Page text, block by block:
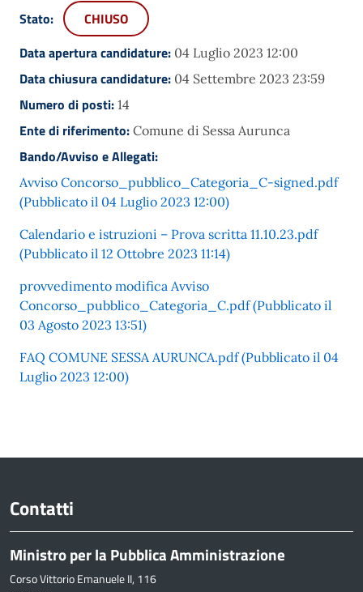
Stato:
CHIUSO
Data apertura candidature: 04 Luglio 2023 12:00
Data chiusura candidature: 04 Settembre 2023 23:59
Numero di posti: 14
Ente di riferimento: Comune di Sessa Aurunca
Bando/Avviso e Allegati:
Avviso Concorso_pubblico_Categoria_C-signed.pdf
(Pubblicato il 04 Luglio 2023 12:00)
Calendario e istruzioni – Prova scritta 11.10.23.pdf
(Pubblicato il 12 Ottobre 2023 11:14)
provvedimento modifica Avviso
Concorso_pubblico_Categoria_C.pdf (Pubblicato il
03 Agosto 2023 13:51)
FAQ COMUNE SESSA AURUNCA.pdf (Pubblicato il 04
Luglio 2023 12:00)
Contatti
Ministro per la Pubblica Amministrazione
Corso Vittorio Emanuele II, 116